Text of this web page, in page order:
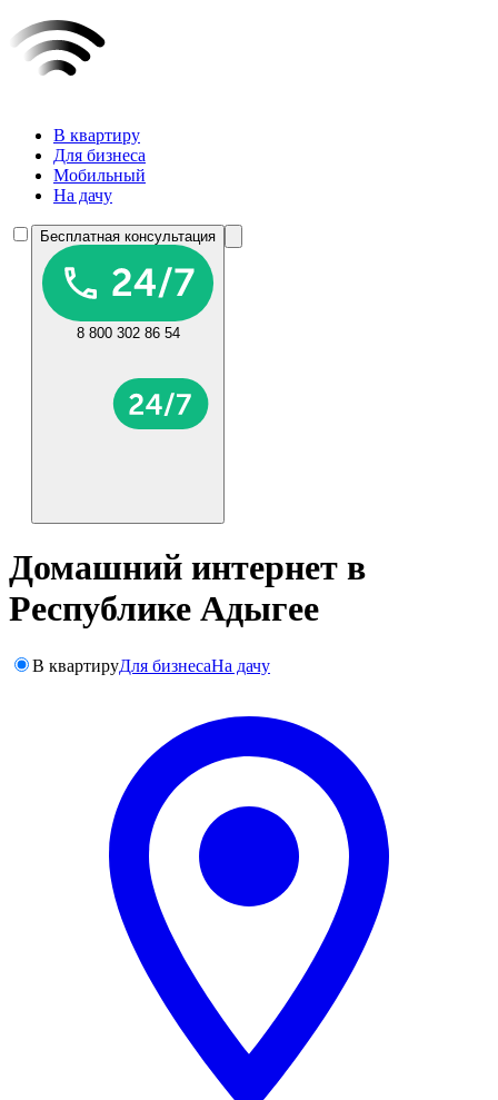
В квартиру
Для бизнеса
Мобильный
На дачу
Бесплатная консультация
8 800 302 86 54
Домашний интернет в
Республике Адыгее
В квартируДля бизнесаНа дачу